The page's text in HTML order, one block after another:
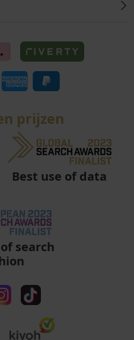
prijzen
Best use of data
search